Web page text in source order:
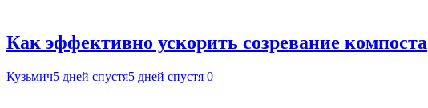
Как эффективно ускорить созревание компоста
Кузьмич5 дней спустя5 дней спустя 0